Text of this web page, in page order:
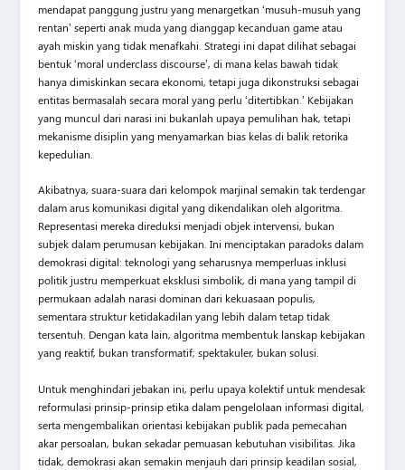
mendapat panggung justru yang menargetkan ‘musuh-musuh yang
rentan’ seperti anak muda yang dianggap kecanduan game atau
ayah miskin yang tidak menafkahi. Strategi ini dapat dilihat sebagai
bentuk ‘moral underclass discourse’, di mana kelas bawah tidak
hanya dimiskinkan secara ekonomi, tetapi juga dikonstruksi sebagai
entitas bermasalah secara moral yang perlu ‘ditertibkan.’ Kebijakan
yang muncul dari narasi ini bukanlah upaya pemulihan hak, tetapi
mekanisme disiplin yang menyamarkan bias kelas di balik retorika
kepedulian.
Akibatnya, suara-suara dari kelompok marjinal semakin tak terdengar
dalam arus komunikasi digital yang dikendalikan oleh algoritma.
Representasi mereka direduksi menjadi objek intervensi, bukan
subjek dalam perumusan kebijakan. Ini menciptakan paradoks dalam
demokrasi digital: teknologi yang seharusnya memperluas inklusi
politik justru memperkuat eksklusi simbolik, di mana yang tampil di
permukaan adalah narasi dominan dari kekuasaan populis,
sementara struktur ketidakadilan yang lebih dalam tetap tidak
tersentuh. Dengan kata lain, algoritma membentuk lanskap kebijakan
yang reaktif, bukan transformatif; spektakuler, bukan solusi.
Untuk menghindari jebakan ini, perlu upaya kolektif untuk mendesak
reformulasi prinsip-prinsip etika dalam pengelolaan informasi digital,
serta mengembalikan orientasi kebijakan publik pada pemecahan
akar persoalan, bukan sekadar pemuasan kebutuhan visibilitas. Jika
tidak, demokrasi akan semakin menjauh dari prinsip keadilan sosial,